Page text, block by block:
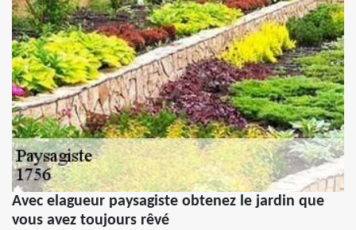
Avec elagueur paysagiste obtenez le jardin que
vous avez toujours rêvé